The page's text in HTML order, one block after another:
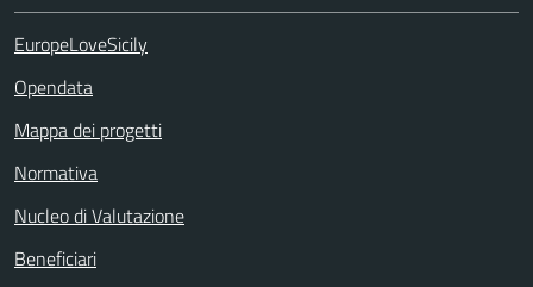
EuropeLoveSicily
Opendata
Mappa dei progetti
Normativa
Nucleo di Valutazione
Beneficiari